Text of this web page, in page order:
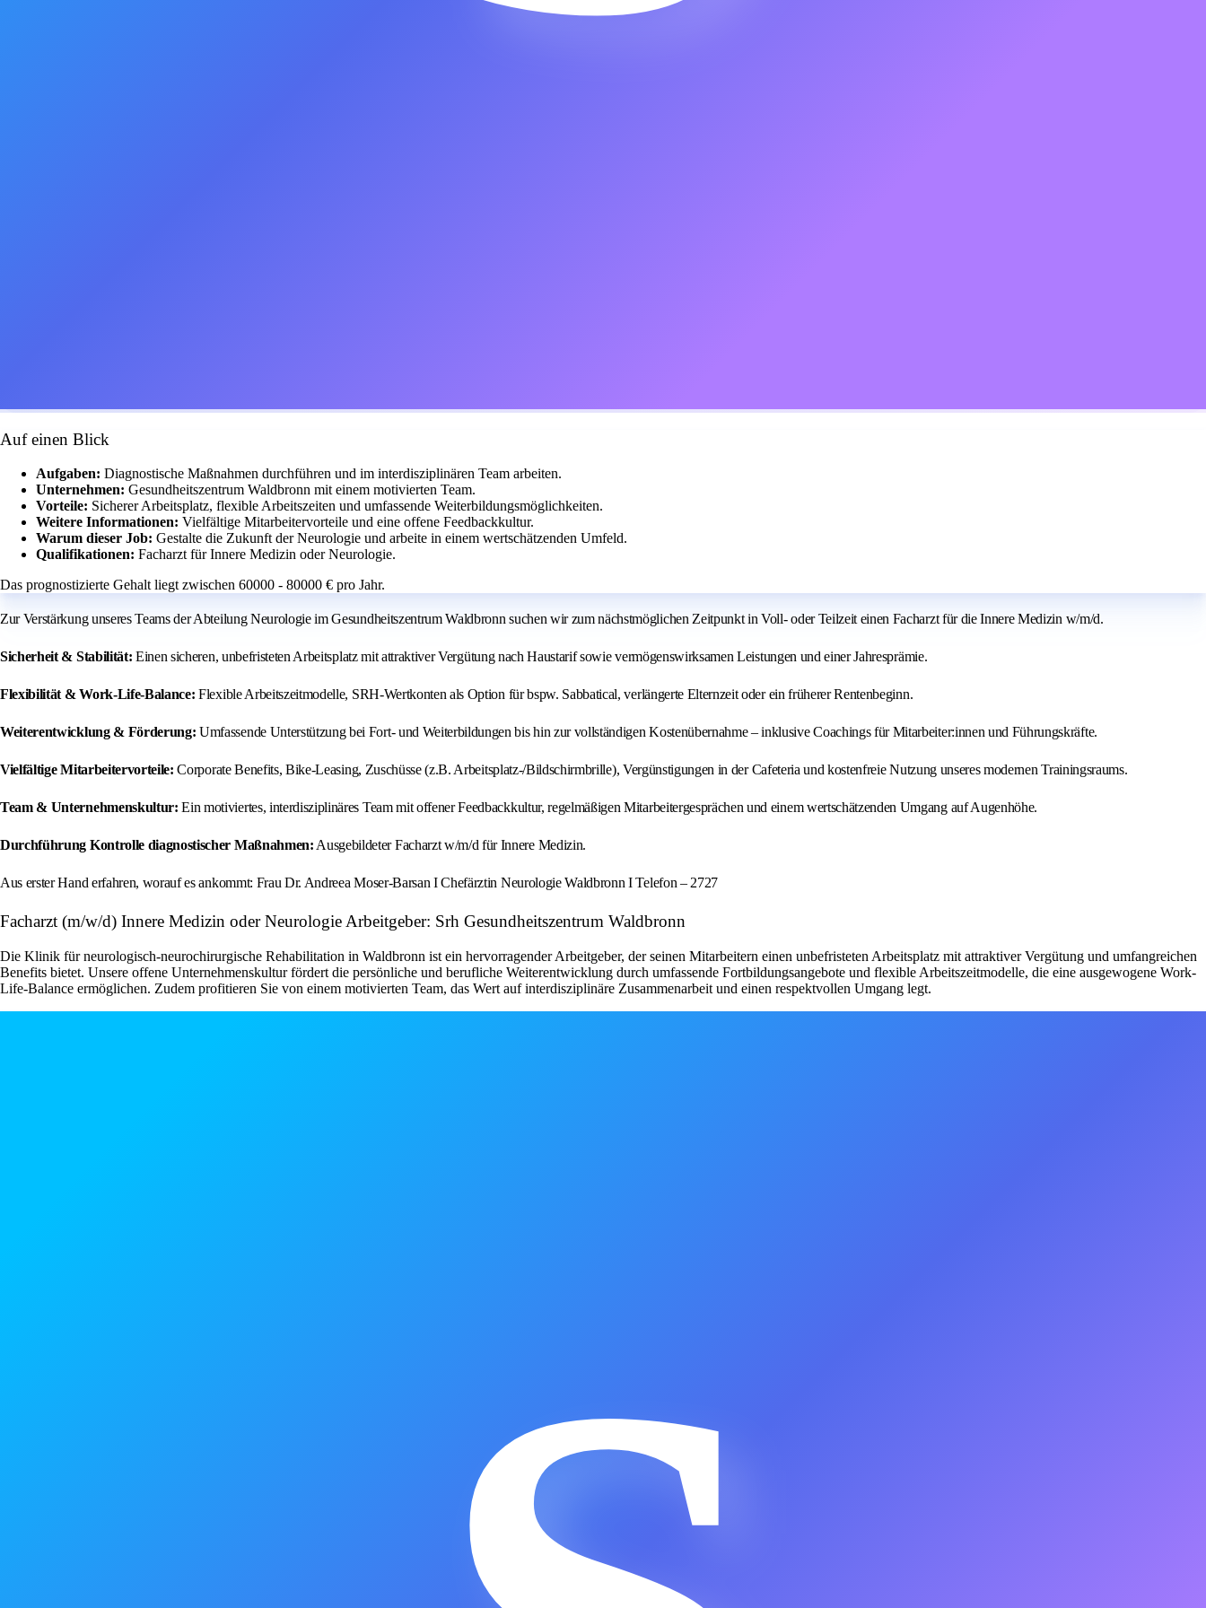
Auf einen Blick
Aufgaben: Diagnostische Maßnahmen durchführen und im interdisziplinären Team arbeiten.
Unternehmen: Gesundheitszentrum Waldbronn mit einem motivierten Team.
Vorteile: Sicherer Arbeitsplatz, flexible Arbeitszeiten und umfassende Weiterbildungsmöglichkeiten.
Weitere Informationen: Vielfältige Mitarbeitervorteile und eine offene Feedbackkultur.
Warum dieser Job: Gestalte die Zukunft der Neurologie und arbeite in einem wertschätzenden Umfeld.
Qualifikationen: Facharzt für Innere Medizin oder Neurologie.
Das prognostizierte Gehalt liegt zwischen 60000 - 80000 € pro Jahr.
Zur Verstärkung unseres Teams der Abteilung Neurologie im Gesundheitszentrum Waldbronn suchen wir zum nächstmöglichen Zeitpunkt in Voll- oder Teilzeit einen Facharzt für die Innere Medizin w/m/d.
Sicherheit & Stabilität: Einen sicheren, unbefristeten Arbeitsplatz mit attraktiver Vergütung nach Haustarif sowie vermögenswirksamen Leistungen und einer Jahresprämie.
Flexibilität & Work-Life-Balance: Flexible Arbeitszeitmodelle, SRH-Wertkonten als Option für bspw. Sabbatical, verlängerte Elternzeit oder ein früherer Rentenbeginn.
Weiterentwicklung & Förderung: Umfassende Unterstützung bei Fort- und Weiterbildungen bis hin zur vollständigen Kostenübernahme – inklusive Coachings für Mitarbeiter:innen und Führungskräfte.
Vielfältige Mitarbeitervorteile: Corporate Benefits, Bike-Leasing, Zuschüsse (z.B. Arbeitsplatz-/Bildschirmbrille), Vergünstigungen in der Cafeteria und kostenfreie Nutzung unseres modernen Trainingsraums.
Team & Unternehmenskultur: Ein motiviertes, interdisziplinäres Team mit offener Feedbackkultur, regelmäßigen Mitarbeitergesprächen und einem wertschätzenden Umgang auf Augenhöhe.
Durchführung Kontrolle diagnostischer Maßnahmen: Ausgebildeter Facharzt w/m/d für Innere Medizin.
Aus erster Hand erfahren, worauf es ankommt: Frau Dr. Andreea Moser-Barsan I Chefärztin Neurologie Waldbronn I Telefon – 2727
Facharzt (m/w/d) Innere Medizin oder Neurologie Arbeitgeber: Srh Gesundheitszentrum Waldbronn
Die Klinik für neurologisch-neurochirurgische Rehabilitation in Waldbronn ist ein hervorragender Arbeitgeber, der seinen Mitarbeitern einen unbefristeten Arbeitsplatz mit attraktiver Vergütung und umfangreichen
Benefits bietet. Unsere offene Unternehmenskultur fördert die persönliche und berufliche Weiterentwicklung durch umfassende Fortbildungsangebote und flexible Arbeitszeitmodelle, die eine ausgewogene Work-
Life-Balance ermöglichen. Zudem profitieren Sie von einem motivierten Team, das Wert auf interdisziplinäre Zusammenarbeit und einen respektvollen Umgang legt.